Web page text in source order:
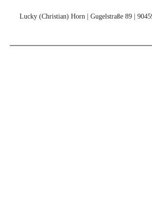
Lucky (Christian) Horn | Gugelstraße 89 |